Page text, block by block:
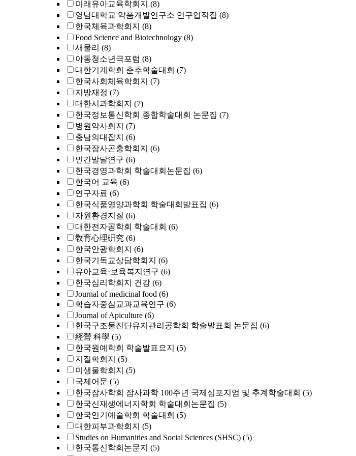
미래유아교육학회지 (8)
영남대학교 약품개발연구소 연구업적집 (8)
한국체육과학회지 (8)
Food Science and Biotechnology (8)
새물리 (8)
아동청소년극포럼 (8)
대한기계학회 춘추학술대회 (7)
한국사회체육학회지 (7)
지방재정 (7)
대한시과학회지 (7)
한국정보통신학회 종합학술대회 논문집 (7)
병원약사회지 (7)
충남의대잡지 (6)
한국잠사곤충학회지 (6)
인간발달연구 (6)
한국경영과학회 학술대회논문집 (6)
한국어 교육 (6)
연구자료 (6)
한국식품영양과학회 학술대회발표집 (6)
자원환경지질 (6)
대한전자공학회 학술대회 (6)
敎育心理硏究 (6)
한국안광학회지 (6)
한국기독교상담학회지 (6)
유아교육·보육복지연구 (6)
한국심리학회지 건강 (6)
Journal of medicinal food (6)
학습자중심교과교육연구 (6)
Journal of Apiculture (6)
한국구조물진단유지관리공학회 학술발표회 논문집 (6)
經營 科學 (5)
한국원예학회 학술발표요지 (5)
지질학회지 (5)
미생물학회지 (5)
국제어문 (5)
한국잠사학회 잠사과학 100주년 국제심포지엄 및 추계학술대회 (5)
한국신재생에너지학회 학술대회논문집 (5)
한국연기예술학회 학술대회 (5)
대한피부과학회지 (5)
Studies on Humanities and Social Sciences (SHSC) (5)
한국통신학회논문지 (5)